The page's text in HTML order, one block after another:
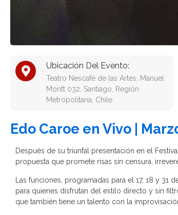
Ubicación Del Evento:
Teatro Nescafé de las Artes, Manuel
Montt 032, Santiago, Región
Metropolitana, Chile
Edo Caroe en Vivo |
Después de su triunfal presentación en el
propuesta que promete risas sin censura,
Las funciones, programadas para el 17, 18 y
para quienes disfrutan del estilo directo y sin
que también tiene un talento con la